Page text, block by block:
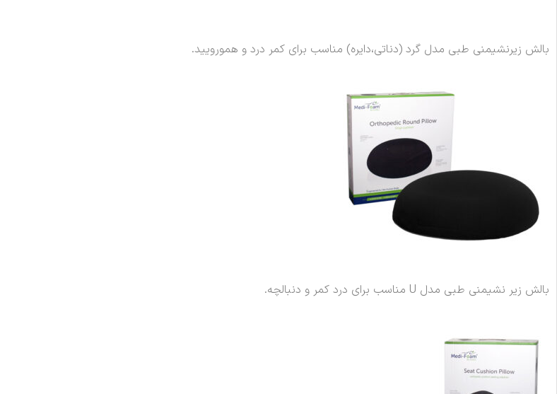
بالش زیرنشیمنی طبی مدل گرد (دناتی،دایره) مناسب برای کمر درد و همورویید.
بالش زیر نشیمنی طبی مدل U مناسب برای درد کمر و دنبالچه.